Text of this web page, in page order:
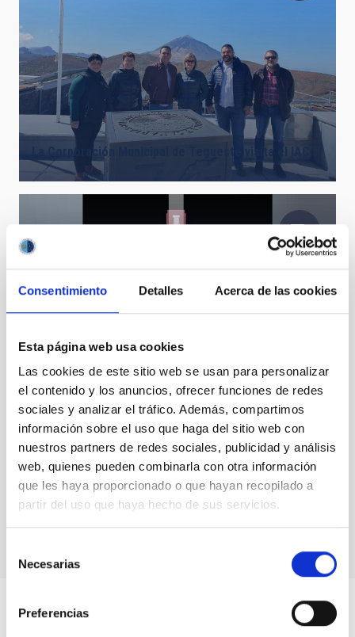
Consentimiento Detalles Acerca de las cookies
Esta página web usa cookies
Las cookies de este sitio web se usan para personalizar
el contenido y los anuncios, ofrecer funciones de redes
sociales y analizar el tráfico. Además, compartimos
información sobre el uso que haga del sitio web con
nuestros partners de redes sociales, publicidad y análisis
web, quienes pueden combinarla con otra información
que les haya proporcionado o que hayan recopilado a
partir del uso que haya hecho de sus servicios.
Necesarias
Preferencias
La Corporación Municipal de Tegueste visita el IAC
Algunos asistentes al acto de colocación de la placa
y de conmemoración del 30º aniversario de la Ley del
Cielo